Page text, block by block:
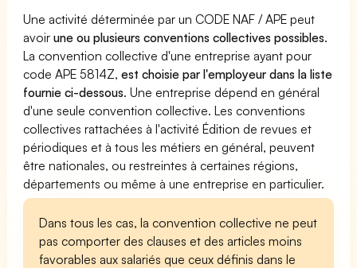
Une activité déterminée par un CODE NAF / APE peut
avoirune ou plusieurs conventions collectives possibles.
La convention collective d'une entreprise ayant pour
code APE 5814Z,est choisie par l'employeur dans la liste
fournie ci-dessous. Une entreprise dépend en général
d'une seule convention collective. Les conventions
collectives rattachées à l'activité Édition de revues et
périodiques et à tous les métiers en général, peuvent
être nationales, ou restreintes à certaines régions,
départements ou même à une entreprise en particulier.
Dans tous les cas, la convention collective ne peut
pas comporter des clauses et des articles moins
favorables aux salariés que ceux définis dans le